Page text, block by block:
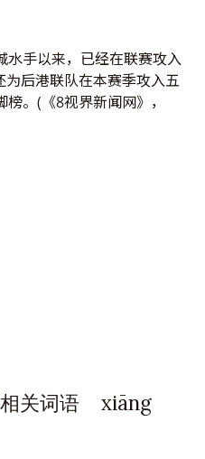
水手以来，已经在联赛攻入
后港联队在本赛季攻入五
。(《8视界新闻网》，
相关词语 xiāng